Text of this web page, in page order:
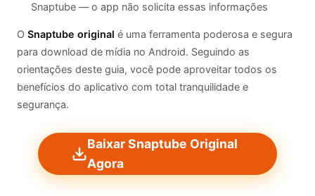
Snaptube — o app não solicita essas informações
O Snaptube original é uma ferramenta poderosa e segura
para download de mídia no Android. Seguindo as
orientações deste guia, você pode aproveitar todos os
benefícios do aplicativo com total tranquilidade e
segurança.
Baixar Snaptube Original
Agora